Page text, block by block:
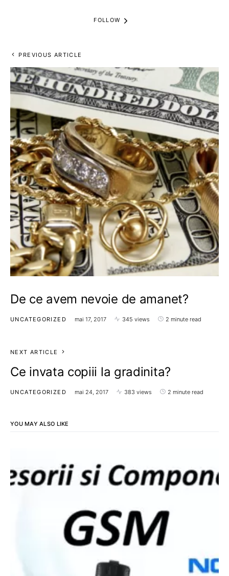
FOLLOW
PREVIOUS ARTICLE
De ce avem nevoie de amanet?
UNCATEGORIZED mai 17, 2017 345 views 2 minute read
NEXT ARTICLE
Ce invata copiii la gradinita?
UNCATEGORIZED mai 24, 2017 383 views 2 minute read
YOU MAY ALSO LIKE